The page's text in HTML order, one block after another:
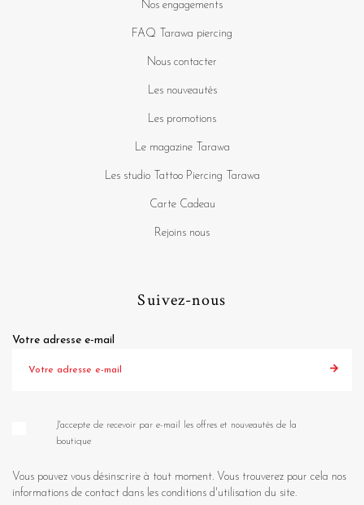
Nos engagements
FAQ Tarawa piercing
Nous contacter
Les nouveautés
Les promotions
Le magazine Tarawa
Les studio Tattoo Piercing Tarawa
Carte Cadeau
Rejoins nous
Suivez-nous
Votre adresse e-mail
J'accepte de recevoir par e-mail les offres et nouveautés de la
boutique
Vous pouvez vous désinscrire à tout moment. Vous trouverez pour cela nos
informations de contact dans les conditions d'utilisation du site.